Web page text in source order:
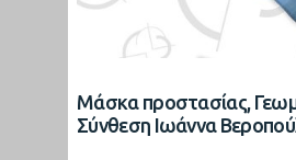
Μάσκα προστασίας,
Σύνθεση Ιωάννα